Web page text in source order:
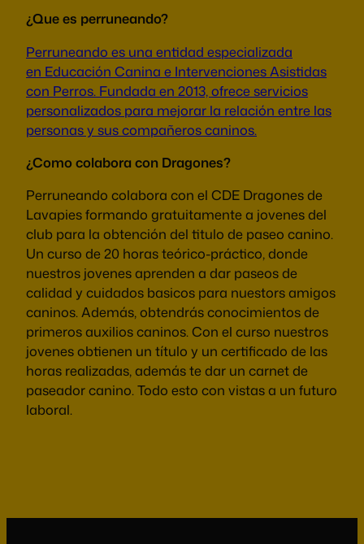
¿Que es perruneando?
Perruneando es una entidad especializada
en Educación Canina e Intervenciones Asistidas
con Perros. Fundada en 2013, ofrece servicios
personalizados para mejorar la relación entre las
personas y sus compañeros caninos.
¿Como colabora con Dragones?
Perruneando colabora con el CDE Dragones de
Lavapies formando gratuitamente a jovenes del
club para la obtención del titulo de paseo canino.
Un curso de 20 horas teórico-práctico, donde
nuestros jovenes aprenden a dar paseos de
calidad y cuidados basicos para nuestors amigos
caninos. Además, obtendrás conocimientos de
primeros auxilios caninos. Con el curso nuestros
jovenes obtienen un título y un certificado de las
horas realizadas, además te dar un carnet de
paseador canino. Todo esto con vistas a un futuro
laboral.